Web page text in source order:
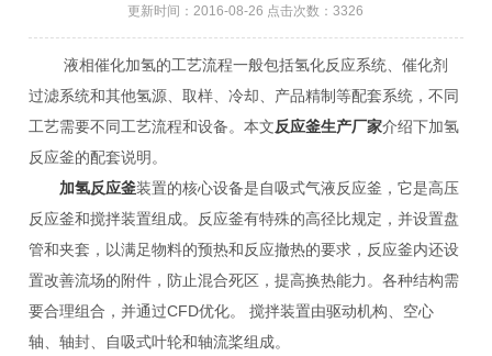
更新时间：2016-08-26 点击次数：3326
液相催化加氢的工艺流程一般包括氢化反应系统、催化剂
过滤系统和其他氢源、取样、冷却、产品精制等配套系统，不同
工艺需要不同工艺流程和设备。本文反应釜生产厂家介绍下加氢
反应釜的配套说明。
加氢反应釜装置的核心设备是自吸式气液反应釜，它是高压
反应釜和搅拌装置组成。反应釜有特殊的高径比规定，并设置盘
管和夹套，以满足物料的预热和反应撤热的要求，反应釜内还设
置改善流场的附件，防止混合死区，提高换热能力。各种结构需
要合理组合，并通过CFD优化。 搅拌装置由驱动机构、空心
轴、轴封、自吸式叶轮和轴流桨组成。